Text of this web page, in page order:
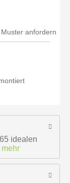
Muster anfordern
idealen
mehr